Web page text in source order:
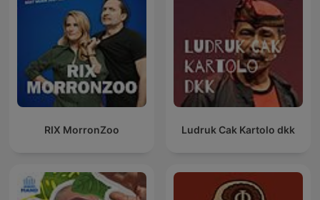
RIX MorronZoo Ludruk Cak Kartolo dkk